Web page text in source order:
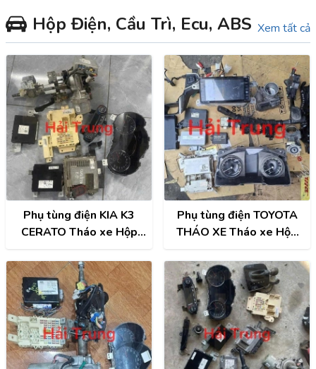
Hộp Điện, Cầu Trì, Ecu, ABS Xem tất cả
Phụ tùng điện KIA K3
CERATO Tháo xe Hộp
khí, Cọc lái, Đồng hồ,
Công tắc điều hòa, Màn
hình, ECU..
Phụ tùng điện TOYOTA
THÁO XE Tháo xe Hộp
khí, Cọc lái, Đồng hồ,
Công tắc điều hòa, Màn
hình, ECU..